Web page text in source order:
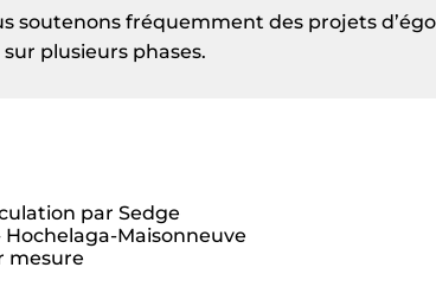
soutenons fréquemment des projets
plusieurs phases.
par Sedge
Maisonneuve
mesure